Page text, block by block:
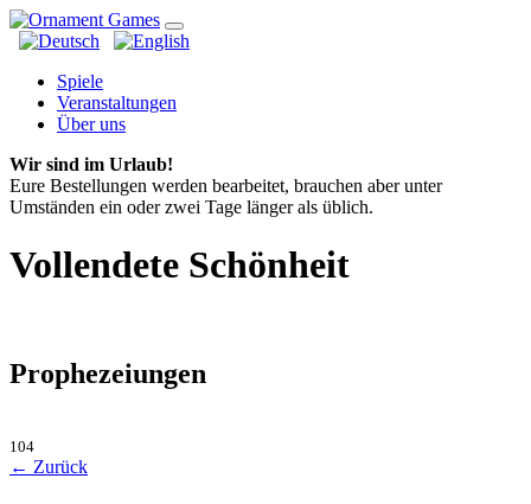
Spiele
Veranstaltungen
Über uns
Wir sind im Urlaub!
Eure Bestellungen werden bearbeitet, brauchen aber unter
Umständen ein oder zwei Tage länger als üblich.
Vollendete Schönheit
Prophezeiungen
104
← Zurück